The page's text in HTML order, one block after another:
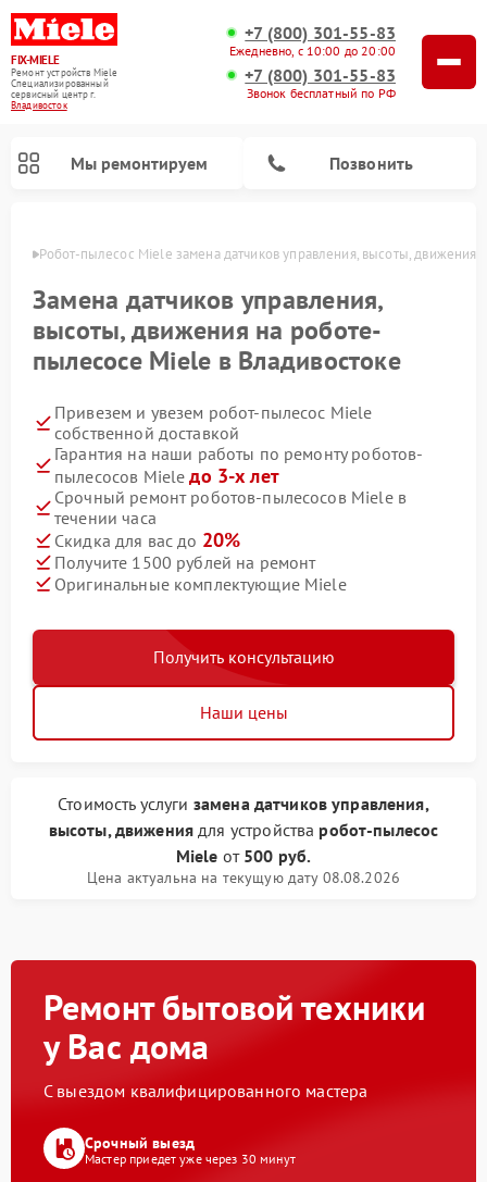
FIX-MIELE
Ремонт устройств Miele
Специализированный
cервисный центр г.
Владивосток
+7 (800) 301-55-83
Ежедневно, с 10:00 до 20:00
+7 (800) 301-55-83
Звонок бесплатный по РФ
Мы ремонтируем Позвонить
Робот-пылесос Miele замена датчиков управления, высоты, движения
Замена датчиков управления,
высоты, движения на роботе-
пылесосе Miele в Владивостоке
Привезем и увезем робот-пылесос Miele
собственной доставкой
Гарантия на наши работы по ремонту роботов-
пылесосов Mieleдо 3-х лет
Срочный ремонт роботов-пылесосов Miele в
течении часа
Скидка для вас до 20%
Получите 1500 рублей на ремонт
Оригинальные комплектующие Miele
Получить консультацию
Наши цены
Стоимость услуги замена датчиков управления,
высоты, движения для устройства робот-пылесос
Miele от 500 руб.
Цена актуальна на текущую дату 08.08.2026
Ремонт бытовой техники
у Вас дома
С выездом квалифицированного мастера
Срочный выезд
Мастер приедет уже через 30 минут